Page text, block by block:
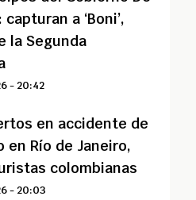
a ‘Boni’,
la Segunda
- 20:42
en accidente de
Río de Janeiro,
colombianas
- 20:03